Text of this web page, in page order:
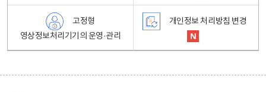
고정형
영상정보처리기기의 운영·관리
개인정보 처리방침 변경